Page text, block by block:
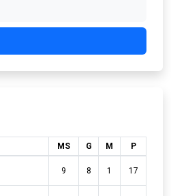
MS G M P
9 8 1 17